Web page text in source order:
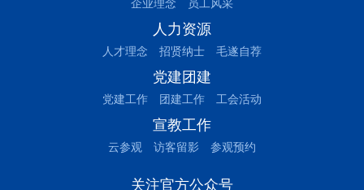
企业理念 员工风采
人力资源
人才理念 招贤纳士 毛遂自荐
党建团建
党建工作 团建工作 工会活动
宣教工作
云参观 访客留影 参观预约
关注官方公众号